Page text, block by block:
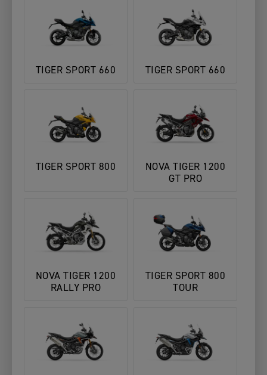
TIGER SPORT 660 TIGER SPORT 660
TIGER SPORT 800
NOVA TIGER 1200
GT PRO
NOVA TIGER 1200
RALLY PRO
TIGER SPORT 800
TOUR